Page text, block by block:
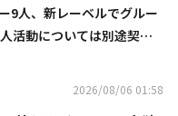
9人、新レーベルでグルー
活動については別途契約
2026/08/06 01:58